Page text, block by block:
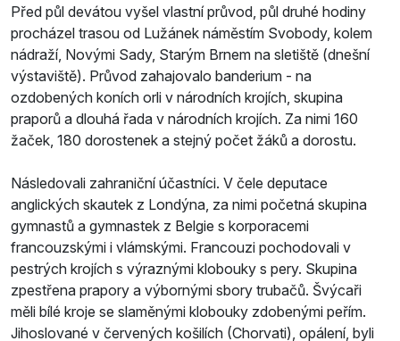
Před půl devátou vyšel vlastní průvod, půl druhé hodiny
procházel trasou od Lužánek náměstím Svobody, kolem
nádraží, Novými Sady, Starým Brnem na sletiště (dnešní
výstaviště). Průvod zahajovalo banderium - na
ozdobených koních orli v národních krojích, skupina
praporů a dlouhá řada v národních krojích. Za nimi 160
žaček, 180 dorostenek a stejný počet žáků a dorostu.
Následovali zahraniční účastníci. V čele deputace
anglických skautek z Londýna, za nimi početná skupina
gymnastů a gymnastek z Belgie s korporacemi
francouzskými i vlámskými. Francouzi pochodovali v
pestrých krojích s výraznými klobouky s pery. Skupina
zpestřena prapory a výbornými sbory trubačů. Švýcaři
měli bílé kroje se slaměnými klobouky zdobenými peřím.
Jihoslované v červených košilích (Chorvati), opálení, byli